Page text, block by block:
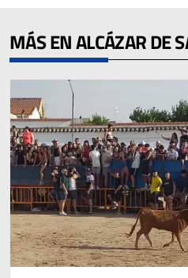
MÁS EN ALCÁZAR DE